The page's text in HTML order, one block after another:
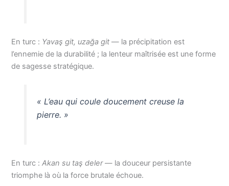
En turc : Yavaş git, uzağa git — la précipitation est
l’ennemie de la durabilité ; la lenteur maîtrisée est une forme
de sagesse stratégique.
« L’eau qui coule doucement creuse la
pierre. »
En turc :Akan su taş deler— la douceur persistante
triomphe là où la force brutale échoue.